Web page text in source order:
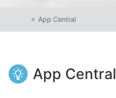
App Central
App Central